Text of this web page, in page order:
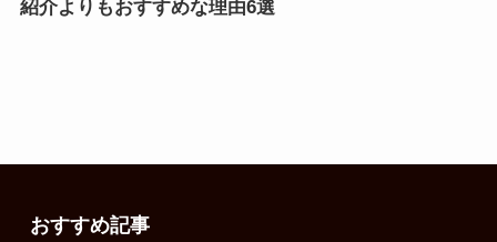
紹介よりもおすすめな理由6選
おすすめ記事